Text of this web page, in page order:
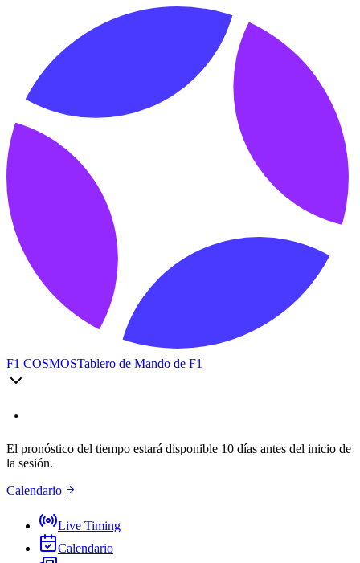
F1 COSMOSTablero de Mando de F1
El pronóstico del tiempo estará disponible 10 días antes del inicio de
la sesión.
Calendario
Live Timing
Calendario